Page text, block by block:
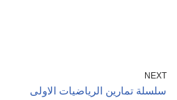
NEXT
سلسلة تمارين الرياضيات الاولى